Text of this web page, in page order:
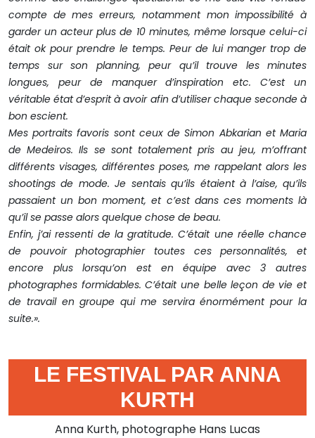
compte de mes erreurs, notamment mon impossibilité à
garder un acteur plus de 10 minutes, même lorsque celui-ci
était ok pour prendre le temps. Peur de lui manger trop de
temps sur son planning, peur qu’il trouve les minutes
longues, peur de manquer d’inspiration etc. C’est un
véritable état d’esprit à avoir afin d’utiliser chaque seconde à
bon escient.
Mes portraits favoris sont ceux de Simon Abkarian et Maria
de Medeiros. Ils se sont totalement pris au jeu, m’offrant
différents visages, différentes poses, me rappelant alors les
shootings de mode. Je sentais qu’ils étaient à l’aise, qu’ils
passaient un bon moment, et c’est dans ces moments là
qu’il se passe alors quelque chose de beau.
Enfin, j’ai ressenti de la gratitude. C’était une réelle chance
de pouvoir photographier toutes ces personnalités, et
encore plus lorsqu’on est en équipe avec 3 autres
photographes formidables. C’était une belle leçon de vie et
de travail en groupe qui me servira énormément pour la
suite.».
LE FESTIVAL PAR ANNA
KURTH
Anna Kurth, photographe Hans Lucas